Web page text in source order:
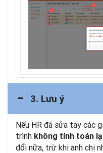
3. Lưu ý
Nếu HR đã sửa tay các
trình không tính toán
đổi nữa, trừ khi anh chị